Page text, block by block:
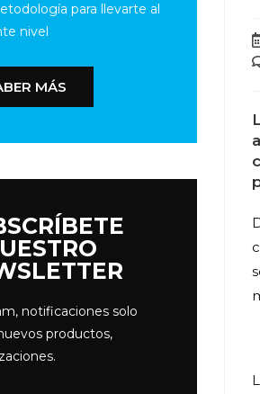
para llevarte al
nivel
MÁS
notificaciones solo
productos,